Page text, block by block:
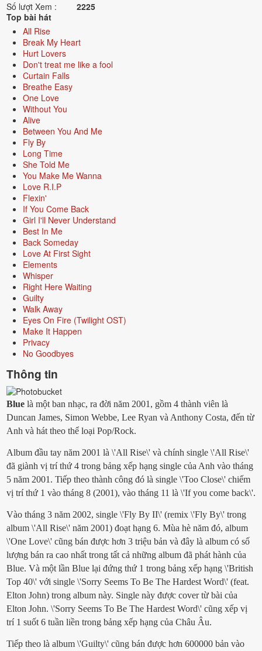
Số lượt Xem :
2225
Top bài hát
All Rise
Break My Heart
Hurt Lovers
Don't treat me like a fool
Curtain Falls
Breathe Easy
One Love
Without You
Alive
Between You And Me
Fly By
Long Time
She Told Me
You Make Me Wanna
Love R.I.P
Flexin'
If You Come Back
Girl I'll Never Understand
Best In Me
Back Someday
Love At First Sight
Elements
Whisper
Right Here Waiting
Guilty
Walk Away
Eyes On Fire (Twilight OST)
Make It Happen
Privacy
No Goodbyes
Thông tin
Bluelà một ban nhạc, ra đời năm 2001, gồm 4 thành viên là
Duncan James, Simon Webbe, Lee Ryan và Anthony Costa, đến từ
Anh và hát theo thể loại Pop/Rock.
Album đầu tay năm 2001 là \'All Rise\' và chính single \'All Rise\'
đã giành vị trí thứ 4 trong bảng xếp hạng single của Anh vào tháng
5 năm 2001. Tiếp theo thành công đó là single \'Too Close\' chiếm
vị trí thứ 1 vào tháng 8 (2001), vào tháng 11 là \'If you come back\'.
Vào tháng 3 năm 2002, single \'Fly By II\' (remix \'Fly By\' trong
album \'All Rise\' năm 2001) đoạt hạng 6. Mùa hè năm đó, album
\'One Love\' cũng bán được hơn 3 triệu bản và đây là album có số
lượng bán ra cao nhất trong tất cả những album đã phát hành của
Blue. Và một lần Blue lại đứng thứ 1 trong bảng xếp hạng \'British
Top 40\' với single \'Sorry Seems To Be The Hardest Word\' (feat.
Elton John) trong album này. Single này được cover từ bài của
Elton John. \'Sorry Seems To Be The Hardest Word\' cũng xếp vị
trí 1 suốt 6 tuần liền trong bảng xếp hạng của Châu Âu.
Tiếp theo là album \'Guilty\' cũng bán được hơn 600000 bản vào